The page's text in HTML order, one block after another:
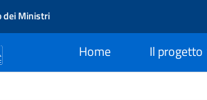
dei Ministri
Home
current Il progetto